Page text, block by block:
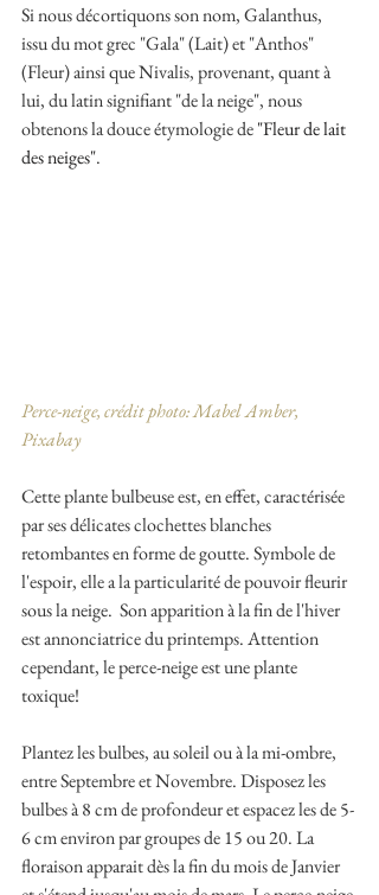
Si nous décortiquons son nom, Galanthus,
issu du mot grec "Gala" (Lait) et "Anthos"
(Fleur) ainsi que Nivalis, provenant, quant à
lui, du latin signifiant "de la neige", nous
obtenons la douce étymologie de "Fleur de lait
des neiges".
Perce-neige, crédit photo: Mabel Amber,
Pixabay
Cette plante bulbeuse est, en effet, caractérisée
par ses délicates clochettes blanches
retombantes en forme de goutte. Symbole de
l'espoir, elle a la particularité de pouvoir fleurir
sous la neige.  Son apparition à la fin de l'hiver
est annonciatrice du printemps. Attention
cependant, le perce-neige est une plante
toxique!
Plantez les bulbes, au soleil ou à la mi-ombre,
entre Septembre et Novembre. Disposez les
bulbes à 8 cm de profondeur et espacez les de 5-
6 cm environ par groupes de 15 ou 20. La
floraison apparait dès la fin du mois de Janvier